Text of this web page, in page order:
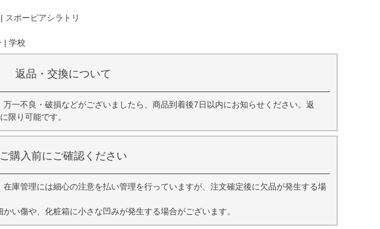
スポーピアシラトリ
| 学校
返品・交換について
一不良・破損などがございましたら、商品到着後7日以内にお知らせください。返
限り可能です。
ご購入前にご確認ください
庫管理には細心の注意を払い管理を行っていますが、注文確定後に欠品が発生する場
い傷や、化粧箱に小さな凹みが発生する場合がございます。